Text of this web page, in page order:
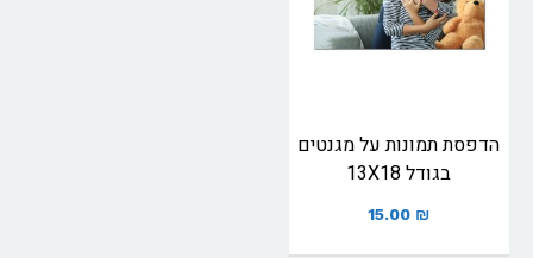
הדפסת תמונות על מגנטים
בגודל 13X18
15.00 ₪